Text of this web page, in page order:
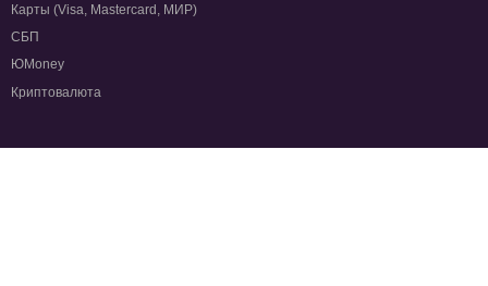
Карты (Visa, Mastercard, МИР)
СБП
ЮMoney
Криптовалюта